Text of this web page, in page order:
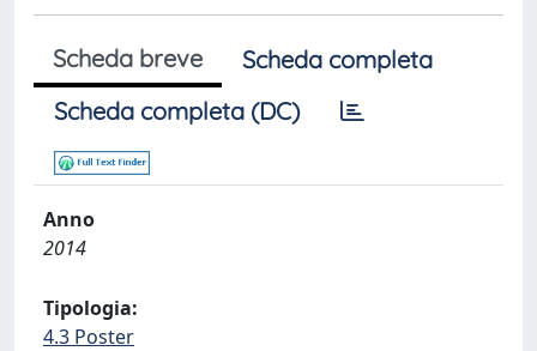
Scheda breve
Scheda completa
Scheda completa (DC)
Anno
2014
Tipologia:
4.3 Poster